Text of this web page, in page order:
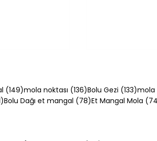
(149)149 yazı
mola noktası (136)136 yazı
Bolu Gezi (133)133
mola
81 yazı
Bolu Dağı et mangal (78)78 yazı
Et Mangal Mola